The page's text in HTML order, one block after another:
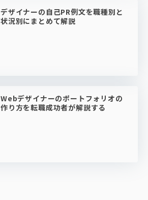
デザイナーの自己PR例文を職種別と
状況別にまとめて解説
Webデザイナーのポートフォリオの
作り方を転職成功者が解説する